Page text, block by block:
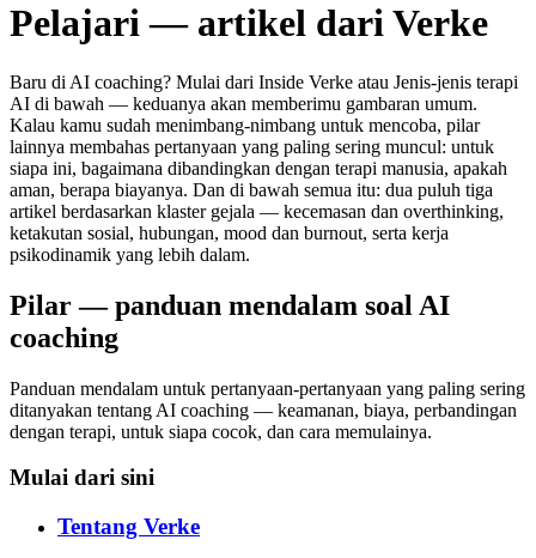
Pelajari — artikel dari Verke
Baru di AI coaching? Mulai dari Inside Verke atau Jenis-jenis terapi
AI di bawah — keduanya akan memberimu gambaran umum.
Kalau kamu sudah menimbang-nimbang untuk mencoba, pilar
lainnya membahas pertanyaan yang paling sering muncul: untuk
siapa ini, bagaimana dibandingkan dengan terapi manusia, apakah
aman, berapa biayanya. Dan di bawah semua itu: dua puluh tiga
artikel berdasarkan klaster gejala — kecemasan dan overthinking,
ketakutan sosial, hubungan, mood dan burnout, serta kerja
psikodinamik yang lebih dalam.
Pilar — panduan mendalam soal AI
coaching
Panduan mendalam untuk pertanyaan-pertanyaan yang paling sering
ditanyakan tentang AI coaching — keamanan, biaya, perbandingan
dengan terapi, untuk siapa cocok, dan cara memulainya.
Mulai dari sini
Tentang Verke